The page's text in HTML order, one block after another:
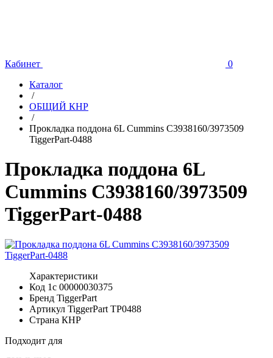
Кабинет
0
Каталог
/
ОБЩИЙ КНР
/
Прокладка поддона 6L Cummins C3938160/3973509
TiggerPart-0488
Прокладка поддона 6L
Cummins C3938160/3973509
TiggerPart-0488
Характеристики
Код 1с 00000030375
Бренд TiggerPart
Артикул TiggerPart TP0488
Страна КНР
Подходит для